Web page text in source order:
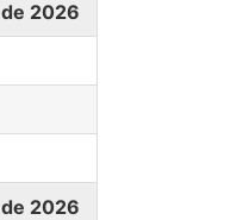
2026
2026